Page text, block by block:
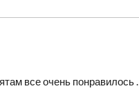
все очень понравилось